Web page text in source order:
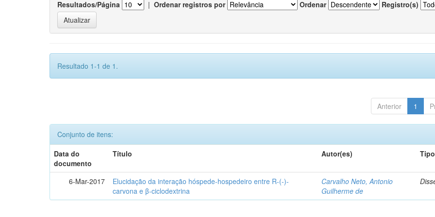
Resultados/Página | Ordenar registros por Ordenar Registro(s)
Resultado 1-1 de 1.
Anterior 1
Conjunto de itens:
Data do
documento
Título Autor(es) Tipo
6-Mar-2017
Elucidação da interação hóspede-hospedeiro entre R-(-)-
carvona e β-ciclodextrina
Carvalho Neto, Antonio
Guilherme de